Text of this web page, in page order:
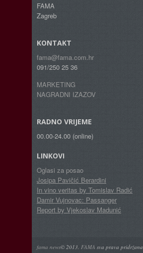
FAMA
Zagreb
KONTAKT
fama@fama.com.hr
091/250 25 36
MARKETING
NAGRADNI IZAZOV
RADNO VRIJEME
00.00-24.00 (online)
LINKOVI
Oglasi za posao
Josipa Pavičić Berardini
In vino veritas by Tomislav Radić
Damir Vujnovac: Passanger
Report by Vjekoslav Madunić
fama news© 2013. FAMA sva prava pridržana